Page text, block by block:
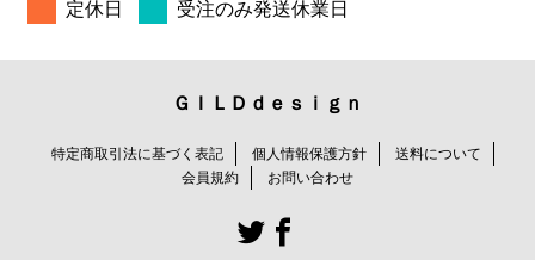
定休日 受注のみ発送休業日
ＧＩＬＤｄｅｓｉｇｎ
特定商取引法に基づく表記 個人情報保護方針
送料について
会員規約
お問い合わせ